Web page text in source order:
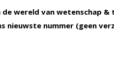
wereld van wetenschap
nieuwste nummer (geen